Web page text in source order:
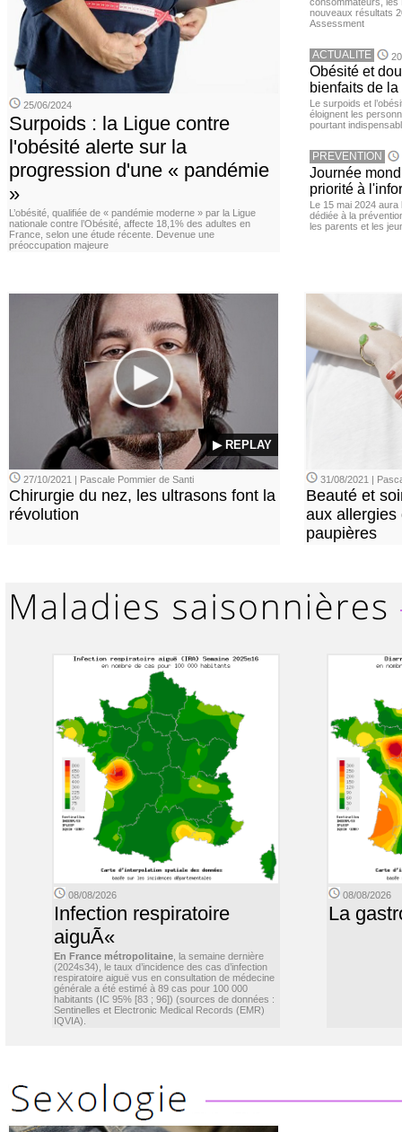
25/06/2024
Surpoids : la Ligue contre
l'obésité alerte sur la
progression d'une « pandémie
»
L’obésité, qualifiée de « pandémie moderne » par la Ligue
nationale contre l’Obésité, affecte 18,1% des adultes en
France, selon une étude récente. Devenue une
préoccupation majeure
nouveaux résultats
Assessment
ACTUALITE
Obésité et
bienfaits de
Le surpoids et
éloignent les
pourtant
PREVENTION
Journée
priorité à
Le 15 mai 2024 aura
dédiée à la
les parents et les
▶ REPLAY
27/10/2021 | Pascale Pommier de Santi
Chirurgie du nez, les ultrasons font la
révolution
31/08/2021 |
Beauté et
aux allergies
paupières
08/08/2026
Infection respiratoire
aiguÃ«
En France métropolitaine , la semaine dernière
(2024s34), le taux d’incidence des cas d’infection
respiratoire aiguë vus en consultation de médecine
générale a été estimé à 89 cas pour 100 000
habitants (IC 95% [83 ; 96]) (sources de données :
Sentinelles et Electronic Medical Records (EMR)
IQVIA).
08/08/2026
La